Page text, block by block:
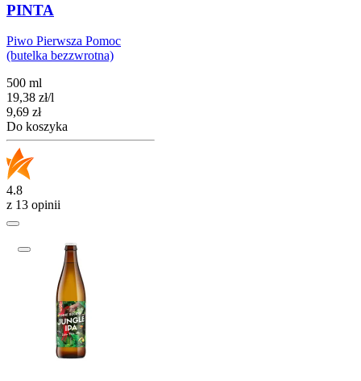
PINTA
Piwo Pierwsza Pomoc
(butelka bezzwrotna)
500 ml
19,38 zł/l
Cena
9,69 zł
Do koszyka
4.8
z 13 opinii